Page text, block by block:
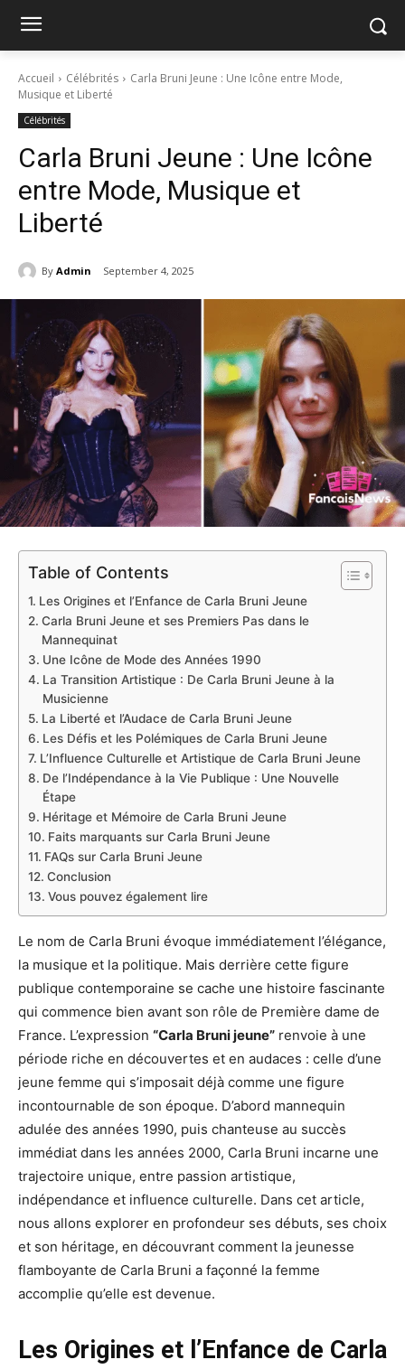
Accueil Célébrités
Carla Bruni Jeune : Une Icône entre Mode,
Musique et Liberté
Célébrités
Carla Bruni Jeune : Une Icône
entre Mode, Musique et
Liberté
By Admin September 4, 2025
Table of Contents
Les Origines et l’Enfance de Carla Bruni Jeune
Carla Bruni Jeune et ses Premiers Pas dans le
Mannequinat
Une Icône de Mode des Années 1990
La Transition Artistique : De Carla Bruni Jeune à la
Musicienne
La Liberté et l’Audace de Carla Bruni Jeune
Les Défis et les Polémiques de Carla Bruni Jeune
L’Influence Culturelle et Artistique de Carla Bruni Jeune
De l’Indépendance à la Vie Publique : Une Nouvelle
Étape
Héritage et Mémoire de Carla Bruni Jeune
Faits marquants sur Carla Bruni Jeune
FAQs sur Carla Bruni Jeune
Conclusion
Vous pouvez également lire
Le nom de Carla Bruni évoque immédiatement l’élégance,
la musique et la politique. Mais derrière cette figure
publique contemporaine se cache une histoire fascinante
qui commence bien avant son rôle de Première dame de
France. L’expression “Carla Bruni jeune” renvoie à une
période riche en découvertes et en audaces : celle d’une
jeune femme qui s’imposait déjà comme une figure
incontournable de son époque. D’abord mannequin
adulée des années 1990, puis chanteuse au succès
immédiat dans les années 2000, Carla Bruni incarne une
trajectoire unique, entre passion artistique,
indépendance et influence culturelle. Dans cet article,
nous allons explorer en profondeur ses débuts, ses choix
et son héritage, en découvrant comment la jeunesse
flamboyante de Carla Bruni a façonné la femme
accomplie qu’elle est devenue.
Les Origines et l’Enfance de Carla